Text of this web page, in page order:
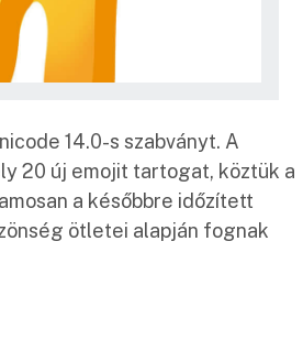
14.0-s szabványt. A
20 új emojit tartogat, köztük a
a későbbre időzített
ötletei alapján fognak